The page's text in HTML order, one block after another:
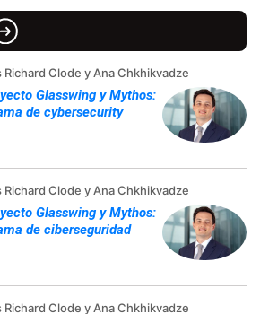
Clode y Ana Chkhikvadze
Glasswing y Mythos:
de cybersecurity
Clode y Ana Chkhikvadze
Glasswing y Mythos:
de ciberseguridad
Clode y Ana Chkhikvadze